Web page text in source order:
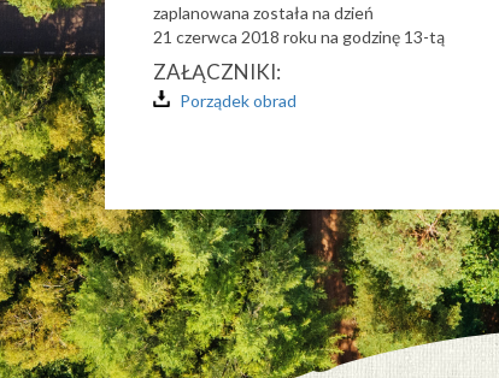
zaplanowana została na dzień
21 czerwca 2018 roku na godzinę 13-tą
ZAŁĄCZNIKI:
Porządek obrad